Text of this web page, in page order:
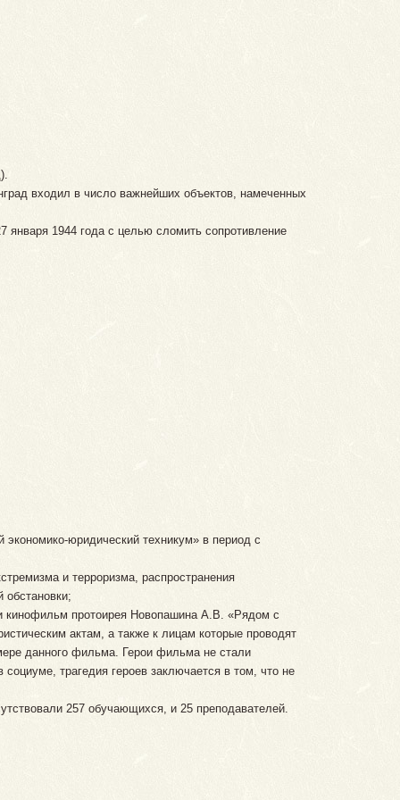
входил в число важнейших объектов, намеченных
января 1944 года с целью сломить сопротивление
юридический техникум» в период с
и терроризма, распространения
обстановки;
кинофильм протоирея Новопашина А.В. «Рядом с
актам, а также к лицам которые проводят
данного фильма. Герои фильма не стали
трагедия героев заключается в том, что не
257 обучающихся, и 25 преподавателей.